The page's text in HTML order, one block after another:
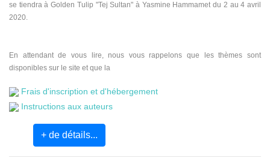
se tiendra à Golden Tulip "Tej Sultan" à Yasmine Hammamet du 2 au 4 avril
2020.
En attendant de vous lire, nous vous rappelons que les thèmes sont
disponibles sur le site et que la
Frais d'inscription et d'hébergement
Instructions aux auteurs
+ de détails...